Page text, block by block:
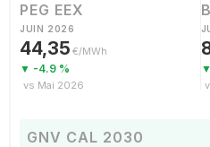
PEG EEX
JUIN 2026
44,35 €/MWh
▼ -4.9 %
vs Mai 2026
GNV CAL 2030